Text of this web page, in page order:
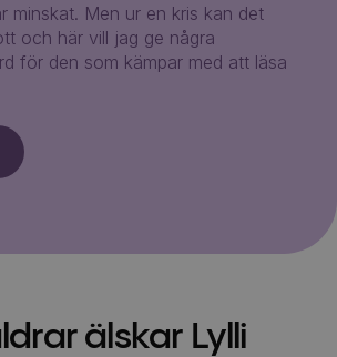
minskat. Men ur en kris kan det
och här vill jag ge några
för den som kämpar med att läsa
älskar Lylli